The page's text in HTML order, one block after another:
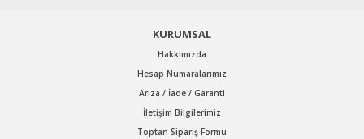
Gönder
KURUMSAL
Hakkımızda
Hesap Numaralarımız
Arıza / İade / Garanti
İletişim Bilgilerimiz
Toptan Sipariş Formu